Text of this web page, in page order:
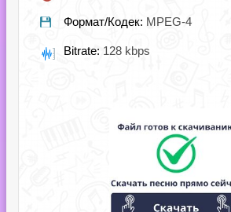
Формат/Кодек: MPEG-4
Bitrate: 128 kbps